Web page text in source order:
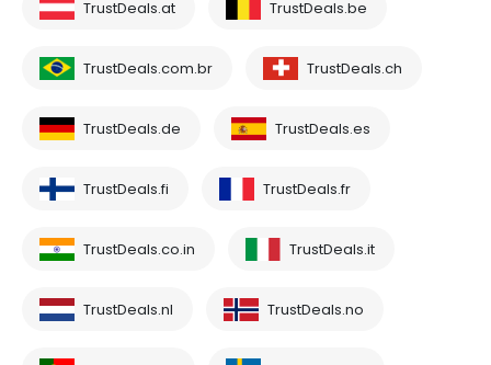
TrustDeals.at TrustDeals.be
TrustDeals.com.br TrustDeals.ch
TrustDeals.de TrustDeals.es
TrustDeals.fi TrustDeals.fr
TrustDeals.co.in TrustDeals.it
TrustDeals.nl TrustDeals.no